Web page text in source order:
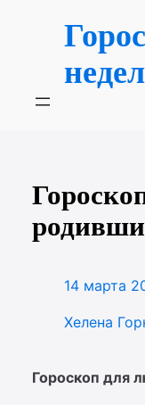
содержимому
14 марта
Хелена
Гороскоп для